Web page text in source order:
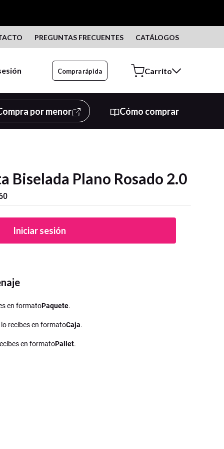
PREGUNTAS FRECUENTES CATÁLOGOS
Compra rápida
por menor Cómo comprar
Biselada Plano Rosado 2.0
Iniciar sesión
en formatoPaquete.
lo recibes en formatoCaja.
en formatoPallet.